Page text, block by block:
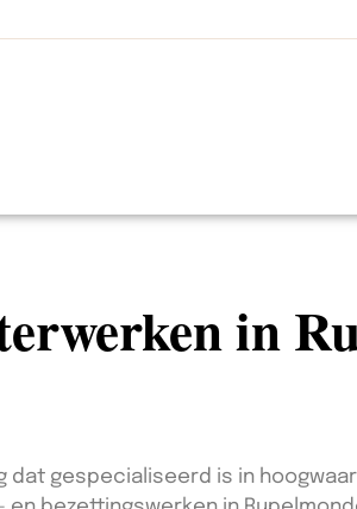
in
dat gespecialiseerd is in